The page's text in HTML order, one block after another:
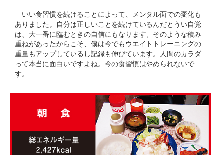
いい食習慣を続けることによって、メンタル面での変化も
ありました。自分は正しいことを続けているんだとうい自覚
は、大一番に臨むときの自信にもなります。そのような積み
重ねがあったからこそ、僕は今でもウエイトトレーニングの
重量もアップしているし記録も伸びています。人間のカラダ
って本当に面白いですよね。今の食習慣はやめられないで
す。